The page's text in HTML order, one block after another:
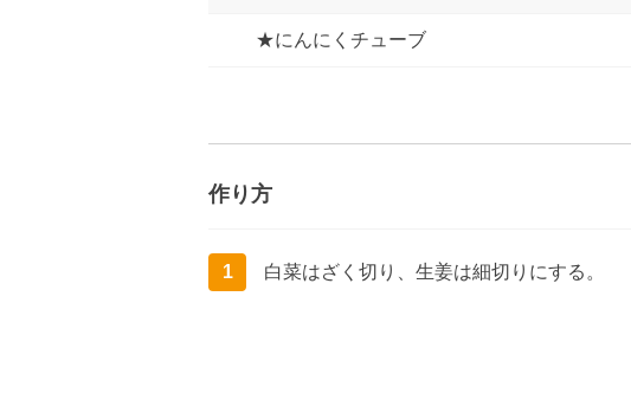
★にんにくチューブ
作り方
1 白菜はざく切り、生姜は細切りにする。